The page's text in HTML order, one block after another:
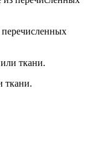
ткани.
ткани.